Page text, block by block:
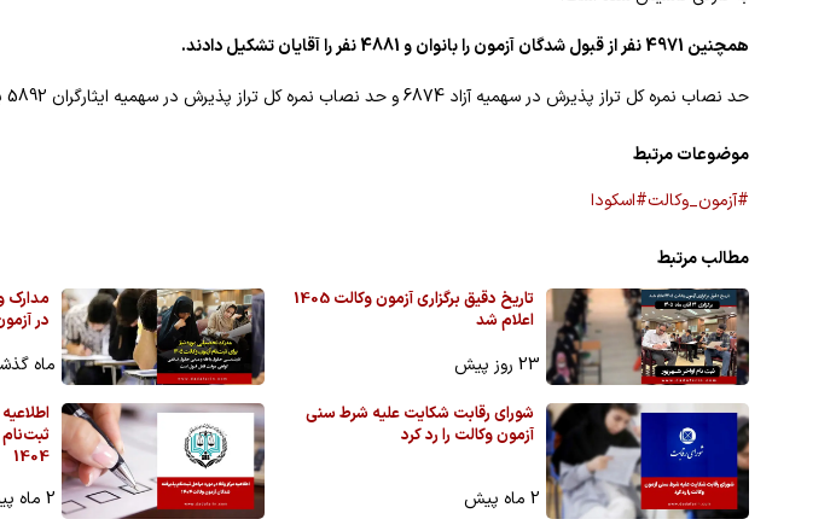
همچنین 4971 نفر از قبول شدگان آزمون را بانوان و 4881 نفر را آقایان تشکیل دادند.
حد نصاب نمره کل تراز پذیرش در سهمیه آزاد 6874 و حد نصاب نمره کل تراز پذیرش در سهمیه ایثارگران 5892 بوده است.
موضوعات مرتبط
#آزمون_وکالت#اسکودا
مطالب مرتبط
تاریخ دقیق برگزاری آزمون وکالت 1405
اعلام شد
23 روز پیش
مدارک
در آزمون
ماه
شورای رقابت شکایت علیه شرط سنی
آزمون وکالت را رد کرد
2 ماه پیش
1404
2 ماه پیش